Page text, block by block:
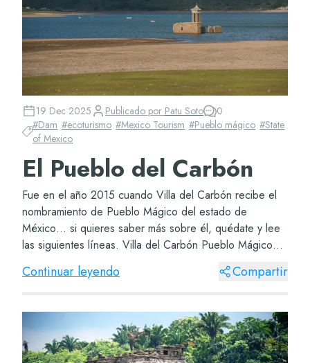
19 Dec 2025 Publicado por Patu Soto
0
#Dam #ecoturismo #Mexico Tourism #Pueblo mágico #State
of Mexico
El Pueblo del Carbón
Fue en el año 2015 cuando Villa del Carbón recibe el
nombramiento de Pueblo Mágico del estado de
México… si quieres saber más sobre él, quédate y lee
las siguientes líneas. Villa del Carbón Pueblo Mágico
Sabrás que México está lleno de pueblos...
Continuar leyendo Compartir